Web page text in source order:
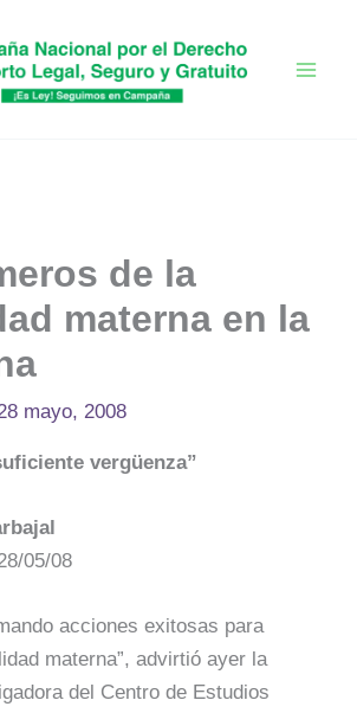
de la
materna en la
mayo, 2008
vergüenza”
05/08
acciones exitosas para
materna”, advirtió ayer la
del Centro de Estudios